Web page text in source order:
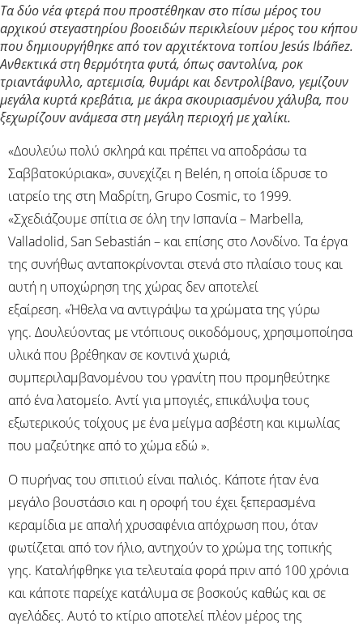
Τα δύο νέα φτερά που προστέθηκαν στο πίσω μέρος του
αρχικού στεγαστηρίου βοοειδών περικλείουν μέρος του κήπου
που δημιουργήθηκε από τον αρχιτέκτονα τοπίου Jesús Ibáñez.
Ανθεκτικά στη θερμότητα φυτά, όπως σαντολίνα, ροκ
τριαντάφυλλο, αρτεμισία, θυμάρι και δεντρολίβανο, γεμίζουν
μεγάλα κυρτά κρεβάτια, με άκρα σκουριασμένου χάλυβα, που
ξεχωρίζουν ανάμεσα στη μεγάλη περιοχή με χαλίκι.
«Δουλεύω πολύ σκληρά και πρέπει να αποδράσω τα
Σαββατοκύριακα», συνεχίζει η Belén, η οποία ίδρυσε το
ιατρείο της στη Μαδρίτη, Grupo Cosmic, το 1999.
«Σχεδιάζουμε σπίτια σε όλη την Ισπανία – Marbella,
Valladolid, San Sebastián – και επίσης στο Λονδίνο. Τα έργα
της συνήθως ανταποκρίνονται στενά στο πλαίσιο τους και
αυτή η υποχώρηση της χώρας δεν αποτελεί
εξαίρεση. «Ήθελα να αντιγράψω τα χρώματα της γύρω
γης. Δουλεύοντας με ντόπιους οικοδόμους, χρησιμοποίησα
υλικά που βρέθηκαν σε κοντινά χωριά,
συμπεριλαμβανομένου του γρανίτη που προμηθεύτηκε
από ένα λατομείο. Αντί για μπογιές, επικάλυψα τους
εξωτερικούς τοίχους με ένα μείγμα ασβέστη και κιμωλίας
που μαζεύτηκε από το χώμα εδώ ».
Ο πυρήνας του σπιτιού είναι παλιός. Κάποτε ήταν ένα
μεγάλο βουστάσιο και η οροφή του έχει ξεπερασμένα
κεραμίδια με απαλή χρυσαφένια απόχρωση που, όταν
φωτίζεται από τον ήλιο, αντηχούν το χρώμα της τοπικής
γης. Καταλήφθηκε για τελευταία φορά πριν από 100 χρόνια
και κάποτε παρείχε κατάλυμα σε βοσκούς καθώς και σε
αγελάδες. Αυτό το κτίριο αποτελεί πλέον μέρος της